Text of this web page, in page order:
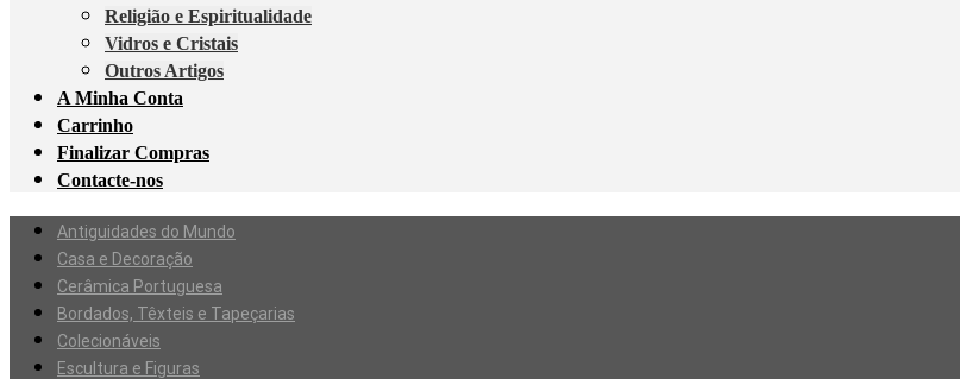
Religião e Espiritualidade
Vidros e Cristais
Outros Artigos
A Minha Conta
Carrinho
Finalizar Compras
Contacte-nos
Antiguidades do Mundo
Casa e Decoração
Cerâmica Portuguesa
Bordados, Têxteis e Tapeçarias
Colecionáveis
Escultura e Figuras